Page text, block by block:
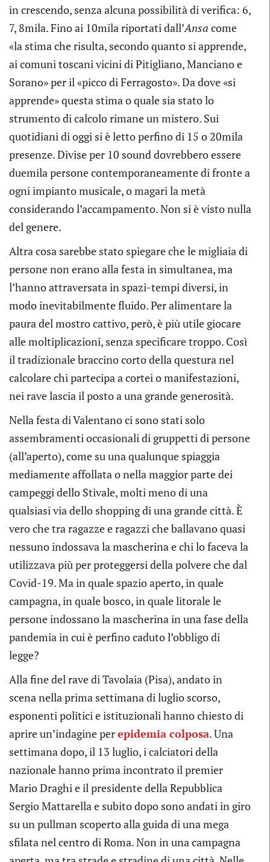
in crescendo, senza alcuna possibilità di verifica: 6,
7, 8mila. Fino ai 10mila riportati dall’Ansa come
«la stima che risulta, secondo quanto si apprende,
ai comuni toscani vicini di Pitigliano, Manciano e
Sorano» per il «picco di Ferragosto». Da dove «si
apprende» questa stima o quale sia stato lo
strumento di calcolo rimane un mistero. Sui
quotidiani di oggi si è letto perfino di 15 o 20mila
presenze. Divise per 10 sound dovrebbero essere
duemila persone contemporaneamente di fronte a
ogni impianto musicale, o magari la metà
considerando l’accampamento. Non si è visto nulla
del genere.
Altra cosa sarebbe stato spiegare che le migliaia di
persone non erano alla festa in simultanea, ma
l’hanno attraversata in spazi-tempi diversi, in
modo inevitabilmente fluido. Per alimentare la
paura del mostro cattivo, però, è più utile giocare
alle moltiplicazioni, senza specificare troppo. Così
il tradizionale braccino corto della questura nel
calcolare chi partecipa a cortei o manifestazioni,
nei rave lascia il posto a una grande generosità.
Nella festa di Valentano ci sono stati solo
assembramenti occasionali di gruppetti di persone
(all’aperto), come su una qualunque spiaggia
mediamente affollata o nella maggior parte dei
campeggi dello Stivale, molti meno di una
qualsiasi via dello shopping di una grande città. È
vero che tra ragazze e ragazzi che ballavano quasi
nessuno indossava la mascherina e chi lo faceva la
utilizzava più per proteggersi della polvere che dal
Covid-19. Ma in quale spazio aperto, in quale
campagna, in quale bosco, in quale litorale le
persone indossano la mascherina in una fase della
pandemia in cui è perfino caduto l’obbligo di
legge?
Alla fine del rave di Tavolaia (Pisa), andato in
scena nella prima settimana di luglio scorso,
esponenti politici e istituzionali hanno chiesto di
aprire un’indagine perepidemia colposa. Una
settimana dopo, il 13 luglio, i calciatori della
nazionale hanno prima incontrato il premier
Mario Draghi e il presidente della Repubblica
Sergio Mattarella e subito dopo sono andati in giro
su un pullman scoperto alla guida di una mega
sfilata nel centro di Roma. Non in una campagna